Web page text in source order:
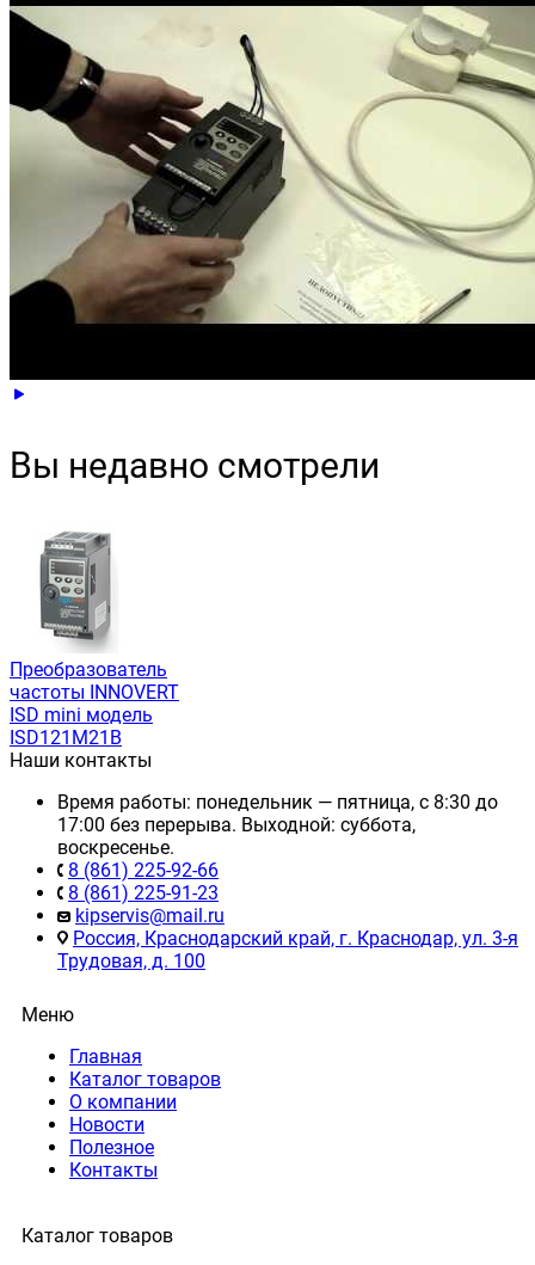
Вы недавно смотрели
Преобразователь
частоты INNOVERT
ISD mini модель
ISD121M21B
Наши контакты
Время работы: понедельник — пятница, с 8:30 до
17:00 без перерыва. Выходной: суббота,
воскресенье.
8 (861) 225-92-66
8 (861) 225-91-23
kipservis@mail.ru
Россия, Краснодарский край, г. Краснодар, ул. 3-я
Трудовая, д. 100
Меню
Главная
Каталог товаров
О компании
Новости
Полезное
Контакты
Каталог товаров